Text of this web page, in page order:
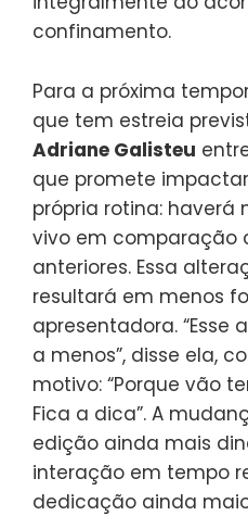
confinamento.
Para a próxima
que tem estreia
Adriane Galisteu
que promete
própria rotina: haverá
vivo em comparação
anteriores. Essa
resultará em menos
apresentadora. “Esse
a menos”, disse ela,
motivo: “Porque vão
Fica a dica”. A
edição ainda mais
interação em tempo
dedicação ainda